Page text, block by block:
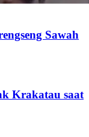
Sawah
Krakatau saat